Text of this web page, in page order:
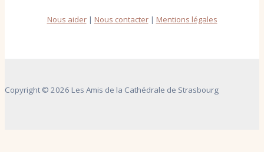
Nous aider| Nous contacter| Mentions légales
Copyright © 2026 Les Amis de la Cathédrale de Strasbourg